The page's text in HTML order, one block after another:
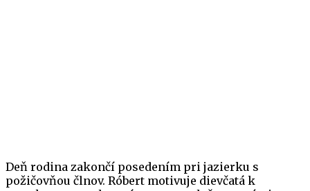
Deň rodina zakončí posedením pri jazierku s
požičovňou člnov. Róbert motivuje dievčatá k